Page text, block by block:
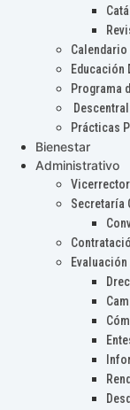
Educación
Programa
Prácticas
Bienestar
Administrativo
Secretaría
Evaluación